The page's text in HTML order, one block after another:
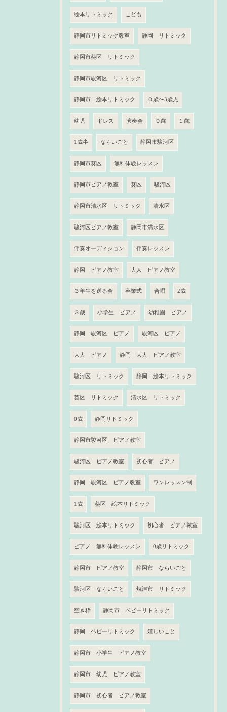
絵本リトミック こども
静岡市リトミック教室 静岡 リトミック
静岡市葵区 リトミック
静岡市駿河区 リトミック
静岡市 絵本リトミック ０歳〜3歳児
幼児 ドレス 演奏会 ０歳 １歳
1歳半 ならいごと 静岡市駿河区
静岡市葵区 無料体験レッスン
静岡市ピアノ教室 葵区 駿河区
静岡市清水区 リトミック 清水区
駿河区ピアノ教室 静岡市清水区
伴奏オーディション 伴奏レッスン
静岡 ピアノ教室 大人 ピアノ教室
３年生を送る会 卒業式 合唱 2歳
３歳 小学生 ピアノ 幼稚園 ピアノ
静岡 駿河区 ピアノ 駿河区 ピアノ
大人 ピアノ 静岡 大人 ピアノ教室
駿河区 リトミック 静岡 絵本リトミック
葵区 リトミック 清水区 リトミック
0歳 静岡リトミック
静岡市駿河区 ピアノ教室
駿河区 ピアノ教室 初心者 ピアノ
静岡 駿河区 ピアノ教室 ワンレッスン制
1歳 葵区 絵本リトミック
駿河区 絵本リトミック 初心者 ピアノ教室
ピアノ 無料体験レッスン 0歳リトミック
静岡市 ピアノ教室 静岡市 ならいごと
駿河区 ならいごと 焼津市 リトミック
空き枠 静岡市 ベビーリトミック
静岡 ベビーリトミック 嬉しいこと
静岡市 小学生 ピアノ教室
静岡市 幼児 ピアノ教室
静岡市 初心者 ピアノ教室